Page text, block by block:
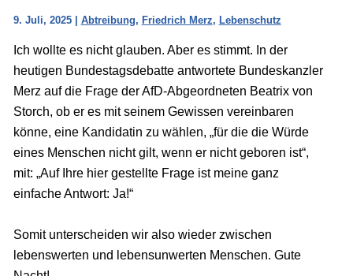
9. Juli, 2025 Abtreibung, Friedrich Merz, Lebenschutz
Ich wollte es nicht glauben. Aber es stimmt. In der
heutigen Bundestagsdebatte antwortete Bundeskanzler
Merz auf die Frage der AfD-Abgeordneten Beatrix von
Storch, ob er es mit seinem Gewissen vereinbaren
könne, eine Kandidatin zu wählen, „für die die Würde
eines Menschen nicht gilt, wenn er nicht geboren ist“,
mit: „Auf Ihre hier gestellte Frage ist meine ganz
einfache Antwort: Ja!“
Somit unterscheiden wir also wieder zwischen
lebenswerten und lebensunwerten Menschen. Gute